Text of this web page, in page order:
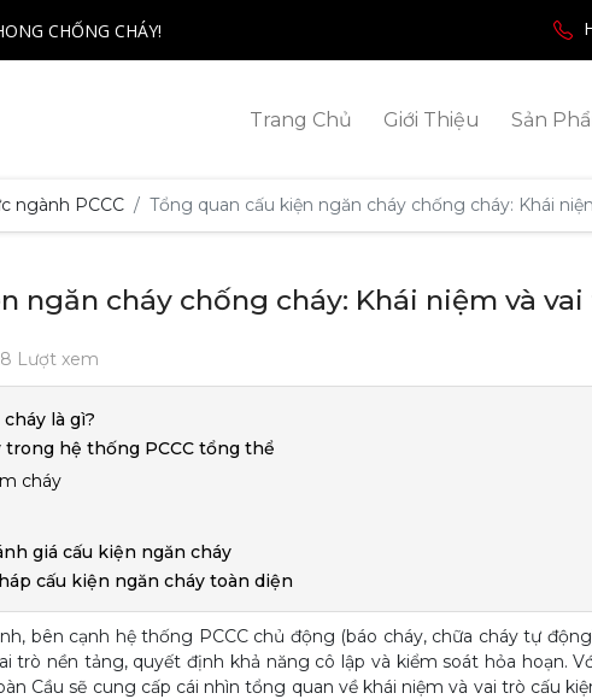
CHỐNG CHÁY!
Trang Chủ Giới Thiệu Sản
ngành PCCC Tổng quan cấu kiện ngăn cháy chống cháy: Khái
ngăn cháy chống cháy: Khái niệm và vai
Lượt xem
là gì?
trong hệ thống PCCC tổng thể
cháy
giá cấu kiện ngăn cháy
cấu kiện ngăn cháy toàn diện
bên cạnh hệ thống PCCC chủ động (báo cháy, chữa cháy tự
trò nền tảng, quyết định khả năng cô lập và kiểm soát hỏa hoạn.
Cầu sẽ cung cấp cái nhìn tổng quan về khái niệm và vai trò cấu